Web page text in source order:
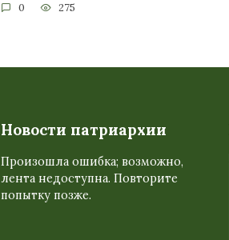
0 275
Новости патриархии
Произошла ошибка; возможно,
лента недоступна. Повторите
попытку позже.